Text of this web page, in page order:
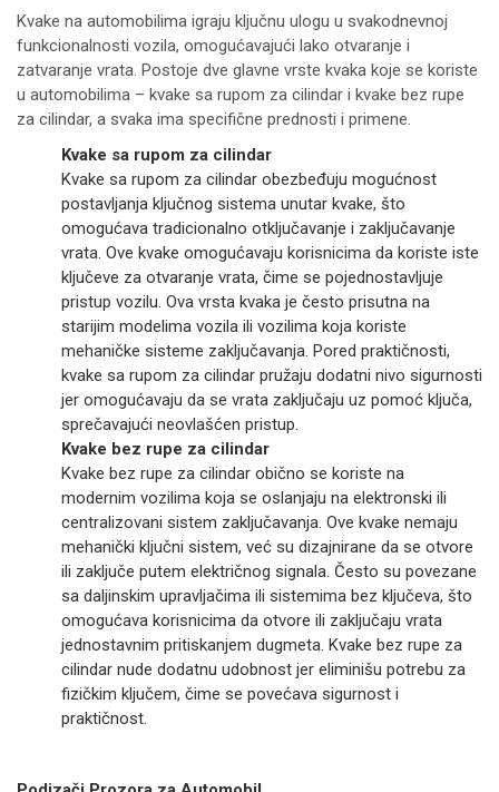
Kvake na automobilima igraju ključnu ulogu u svakodnevnoj
funkcionalnosti vozila, omogućavajući lako otvaranje i
zatvaranje vrata. Postoje dve glavne vrste kvaka koje se koriste
u automobilima – kvake sa rupom za cilindar i kvake bez rupe
za cilindar, a svaka ima specifične prednosti i primene.
Kvake sa rupom za cilindar
Kvake sa rupom za cilindar obezbeđuju mogućnost
postavljanja ključnog sistema unutar kvake, što
omogućava tradicionalno otključavanje i zaključavanje
vrata. Ove kvake omogućavaju korisnicima da koriste iste
ključeve za otvaranje vrata, čime se pojednostavljuje
pristup vozilu. Ova vrsta kvaka je često prisutna na
starijim modelima vozila ili vozilima koja koriste
mehaničke sisteme zaključavanja. Pored praktičnosti,
kvake sa rupom za cilindar pružaju dodatni nivo sigurnosti
jer omogućavaju da se vrata zaključaju uz pomoć ključa,
sprečavajući neovlašćen pristup.
Kvake bez rupe za cilindar
Kvake bez rupe za cilindar obično se koriste na
modernim vozilima koja se oslanjaju na elektronski ili
centralizovani sistem zaključavanja. Ove kvake nemaju
mehanički ključni sistem, već su dizajnirane da se otvore
ili zaključe putem električnog signala. Često su povezane
sa daljinskim upravljačima ili sistemima bez ključeva, što
omogućava korisnicima da otvore ili zaključaju vrata
jednostavnim pritiskanjem dugmeta. Kvake bez rupe za
cilindar nude dodatnu udobnost jer eliminišu potrebu za
fizičkim ključem, čime se povećava sigurnost i
praktičnost.